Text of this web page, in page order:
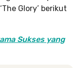
Glory’ berikut
Sukses yang